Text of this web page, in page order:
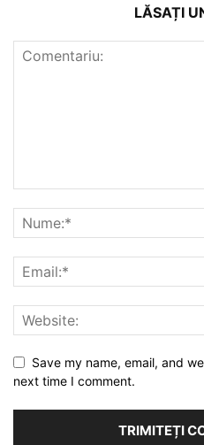
LĂSAȚI
Save my name, email, and
next time I comment.